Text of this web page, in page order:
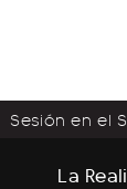
Sesión en el
La